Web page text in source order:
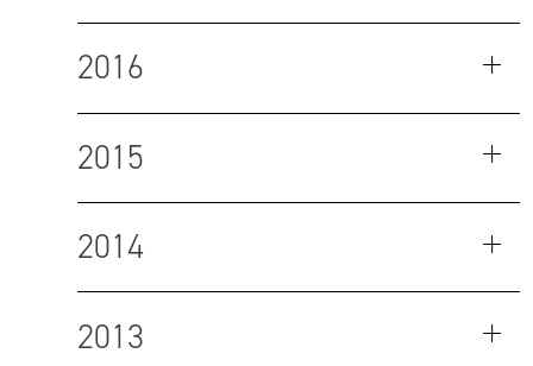
2016
2015
2014
2013